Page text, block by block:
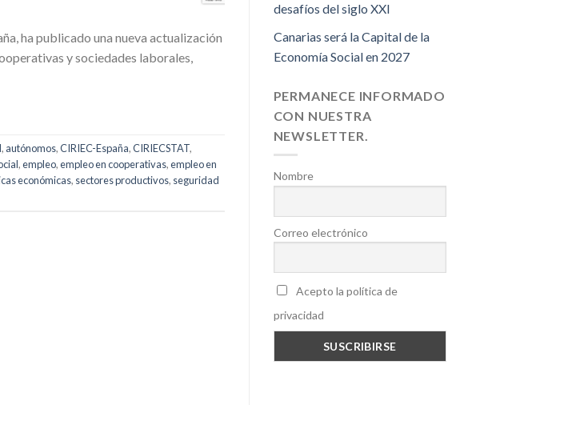
ha publicado una nueva actualización
y sociedades laborales,
, autónomos,CIRIEC-España,CIRIECSTAT,
,empleo,empleo en cooperativas,empleo en
económicas, sectores productivos, seguridad
desafíos del siglo XXI
Canarias será la Capital de la
Economía Social en 2027
PERMANECE INFORMADO
CON NUESTRA
NEWSLETTER.
Nombre
Correo electrónico
Acepto la política de
privacidad